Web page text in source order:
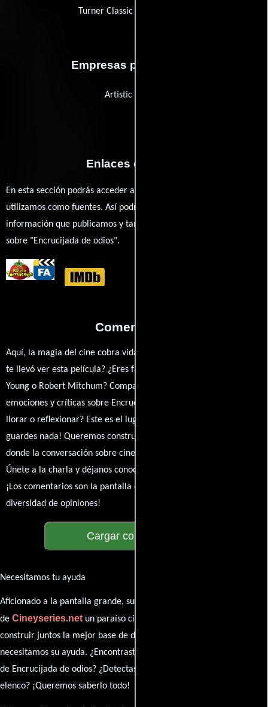
Turner Classic Movies (TCM)
Empresas productoras
Artistic License
Enlaces externos
En esta sección podrás acceder a los recursos externos que
utilizamos como fuentes. Así podrás chequear toda la
información que publicamos y también ampliar tu conocimiento
sobre "Encrucijada de odios".
Comentarios
Aquí, la magia del cine cobra vida a través de tus opiniones. ¿Qué
te llevó ver esta película? ¿Eres fan de Edward Dmytryk, Robert
Young o Robert Mitchum? Comparte tus pensamientos,
emociones y críticas sobre Encrucijada de odios. ¿Te hizo reír,
llorar o reflexionar? Este es el lugar para expresarlo. ¡No te
guardes nada! Queremos construir una comunidad apasionada
donde la conversación sobre cine y series nunca se detenga.
Únete a la charla y déjanos conocer tu mundo cinematográfico.
¡Los comentarios son la pantalla donde se proyecta nuestra
diversidad de opiniones!
Cargar comentarios
Necesitamos tu ayuda
Aficionado a la pantalla grande, su participación es clave para hacer
de Cineyseries.netun paraíso cinéfilo completo. Queremos
construir juntos la mejor base de datos cinematográfica, pero
necesitamos su ayuda. ¿Encontraste algún dato faltante en la ficha
de Encrucijada de odios? ¿Detectaste algún error en la sinopsis o el
elenco? ¡Queremos saberlo todo!